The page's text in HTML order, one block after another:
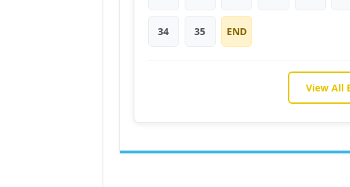
34 35 END
View All